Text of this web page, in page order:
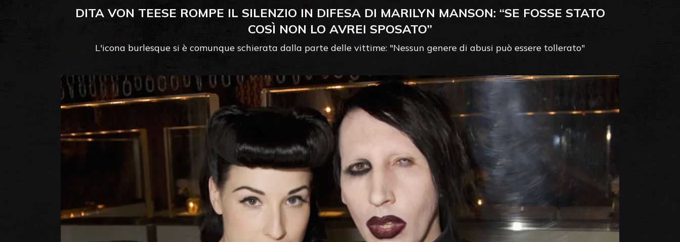
DITA VON TEESE ROMPE IL SILENZIO IN DIFESA DI MARILYN MANSON: “SE FOSSE STATO
COSÌ NON LO AVREI SPOSATO”
L'icona burlesque si è comunque schierata dalla parte delle vittime: "Nessun genere di abusi può essere tollerato"